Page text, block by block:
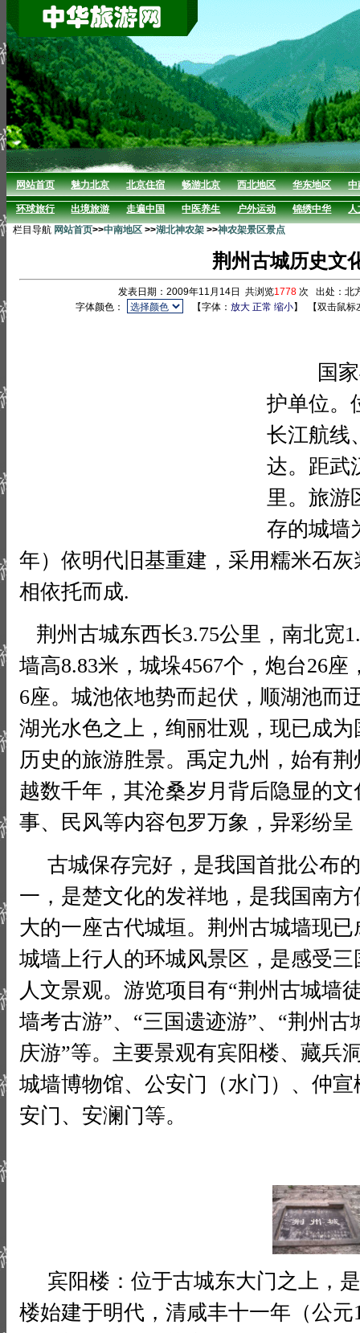
网站首页 魅力北京 北京住宿 畅游北京 西北地区 华东地区 中
环球旅行 出境旅游 走遍中国 中医养生 户外运动 锦绣中华
人
栏目导航 网站首页>>中南地区 >>湖北神农架 >>神农架景区景点
荆州古城历史文
发表日期：2009年11月14日 共浏览1778 次 出处：北
字体颜色：
【字体：放大 正常 缩小】 【双击鼠
国家
护单位。
长江航线
达。距武
里。旅游
存的城墙
年）依明代旧基重建，采用糯米石
相依托而成.
荆州古城东西长3.75公里，南北宽
墙高8.83米，城垛4567个，炮台26
6座。城池依地势而起伏，顺湖池而
湖光水色之上，绚丽壮观，现已成
历史的旅游胜景。禹定九州，始有
越数千年，其沧桑岁月背后隐显的
事、民风等内容包罗万象，异彩纷
古城保存完好，是我国首批公布
一，是楚文化的发祥地，是我国南
大的一座古代城垣。荆州古城墙现
城墙上行人的环城风景区，是感受
人文景观。游览项目有“荆州古城墙
墙考古游”、“三国遗迹游”、“荆州
庆游”等。主要景观有宾阳楼、藏兵
城墙博物馆、公安门（水门）、仲
安门、安澜门等。
宾阳楼：位于古城东大门之上，
楼始建于明代，清咸丰十一年（公